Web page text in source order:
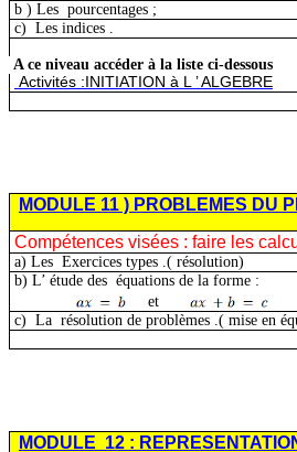
b ) Les pourcentages ;
c) Les indices .
A ce niveau accéder à la liste ci-dessous
Activités :INITIATION à L ’ ALGEBRE
MODULE 11 ) PROBLEMES DU
Compétences visées : faire les
a) Les Exercices types .( résolution)
b) L’ étude des équations de la forme :
et
c) La résolution de problèmes .( mise en
MODULE 12 :